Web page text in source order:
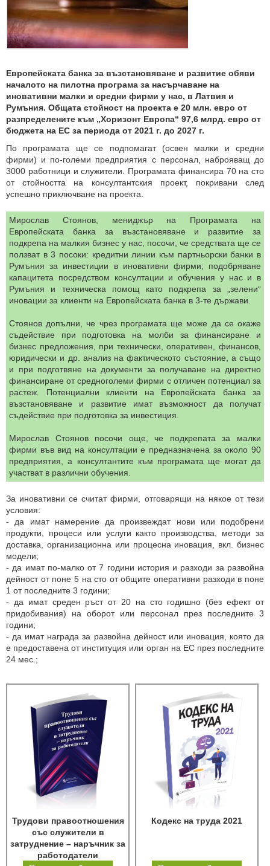
Европейската банка за възстановяване и развитие обяви
началото на пилотна програма за насърчаване на
иновативни малки и средни фирми у нас, в Латвия и
Румъния. Общата стойност на проекта е 20 млн. евро от
разпределените към „Хоризонт Европа“ 97,6 млрд. евро от
бюджета на ЕС за периода от 2021 г. до 2027 г.
По програмата ще се подпомагат (освен малки и средни
фирми) и по-големи предприятия с персонал, наброяващ до
3000 работници и служители. Програмата финансира 70 на сто
от стойността на консултантския проект, покривани след
успешно приключване на проекта.
Мирослав Стоянов, мениджър на Програмата на
Европейската банка за възстановяване и развитие за
подкрепа на малкия бизнес у нас, посочи, че средствата ще се
ползват в 3 посоки: кредитни линии към партньорски банки в
Румъния за инвестиции в иновативни фирми; подобряване
капацитета посредством консултации и обучения у нас и в
Румъния и техническа помощ като подкрепа за „зелени“
иновации за клиенти на Европейската банка в 3-те държави.
Стоянов допълни, че чрез програмата ще може да се окаже
съдействие при подготовка на молби за финансиране и
бизнес предложения, при технически, оперативен, финансов,
юридически и др. анализ на фактическото състояние, а също
и при подготвяне на документи за получаване на директно
финансиране от средноголеми фирми с отличен потенциал за
растеж. Потенциални клиенти на Европейската банка за
възстановяване и развитие имат възможност да получат
съдействие при подготовка за инвестиция.
Мирослав Стоянов посочи още, че подкрепата за малки
фирми във вид на консултации е предназначена за около 90
предприятия, а консултантите към програмата ще могат да
участват в различни обучения.
За иновативни се считат фирми, отговарящи на някое от тези
условия:
- да имат намерение да произвеждат нови или подобрени
продукти, процеси или услуги както производства, методи за
доставка, организационна или процесна иновация, вкл. бизнес
модели;
- да имат по-малко от 7 години история и разходи за развойна
дейност от поне 5 на сто от общите оперативни разходи в поне
1 от последните 3 години;
- да имат среден ръст от 20 на сто годишно (без ефект от
придобивания) на оборот или персонал през последните 3
години;
- да имат награда за развойна дейност или иновация, която да
е предоставена от институция или орган на ЕС през последните
24 мес.;
Трудови правоотношения
със служители в
затруднение – наръчник за
работодатели
Кодекс на труда 2021